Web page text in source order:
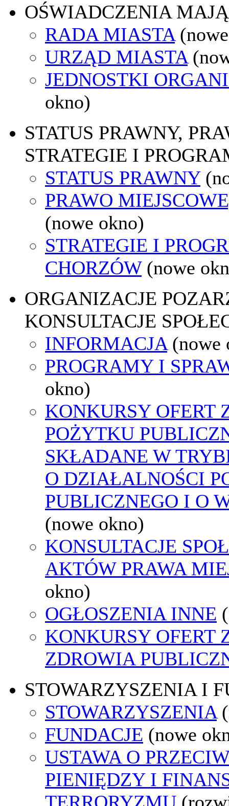
OŚWIADCZENIA
RADA MIASTA
URZĄD MIASTA
JEDNOSTKI
okno)
STATUS PRAWNY,
STRATEGIE I
STATUS PRAWNY
PRAWO
(nowe okno)
STRATEGIE I
CHORZÓW (nowe
ORGANIZACJE
KONSULTACJE
INFORMACJA (nowe
PROGRAMY I
okno)
KONKURSY OFERT
POŻYTKU
SKŁADANE W
O DZIAŁALNOŚCI
PUBLICZNEGO I O
(nowe okno)
KONSULTACJE
AKTÓW PRAWA
okno)
OGŁOSZENIA INNE
KONKURSY OFERT
ZDROWIA
STOWARZYSZENIA I
STOWARZYSZENIA
FUNDACJE (nowe
USTAWA O
PIENIĘDZY I